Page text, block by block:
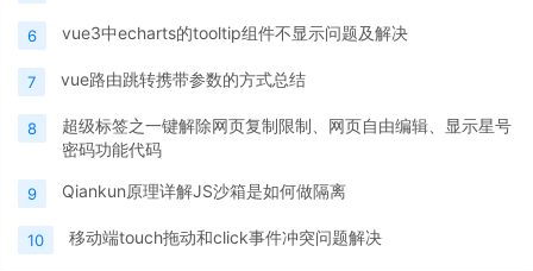
6 vue3中echarts的tooltip组件不显示问题及解决
7 vue路由跳转携带参数的方式总结
8
超级标签之一键解除网页复制限制、网页自由编辑、显示星号
密码功能代码
9 Qiankun原理详解JS沙箱是如何做隔离
10 移动端touch拖动和click事件冲突问题解决